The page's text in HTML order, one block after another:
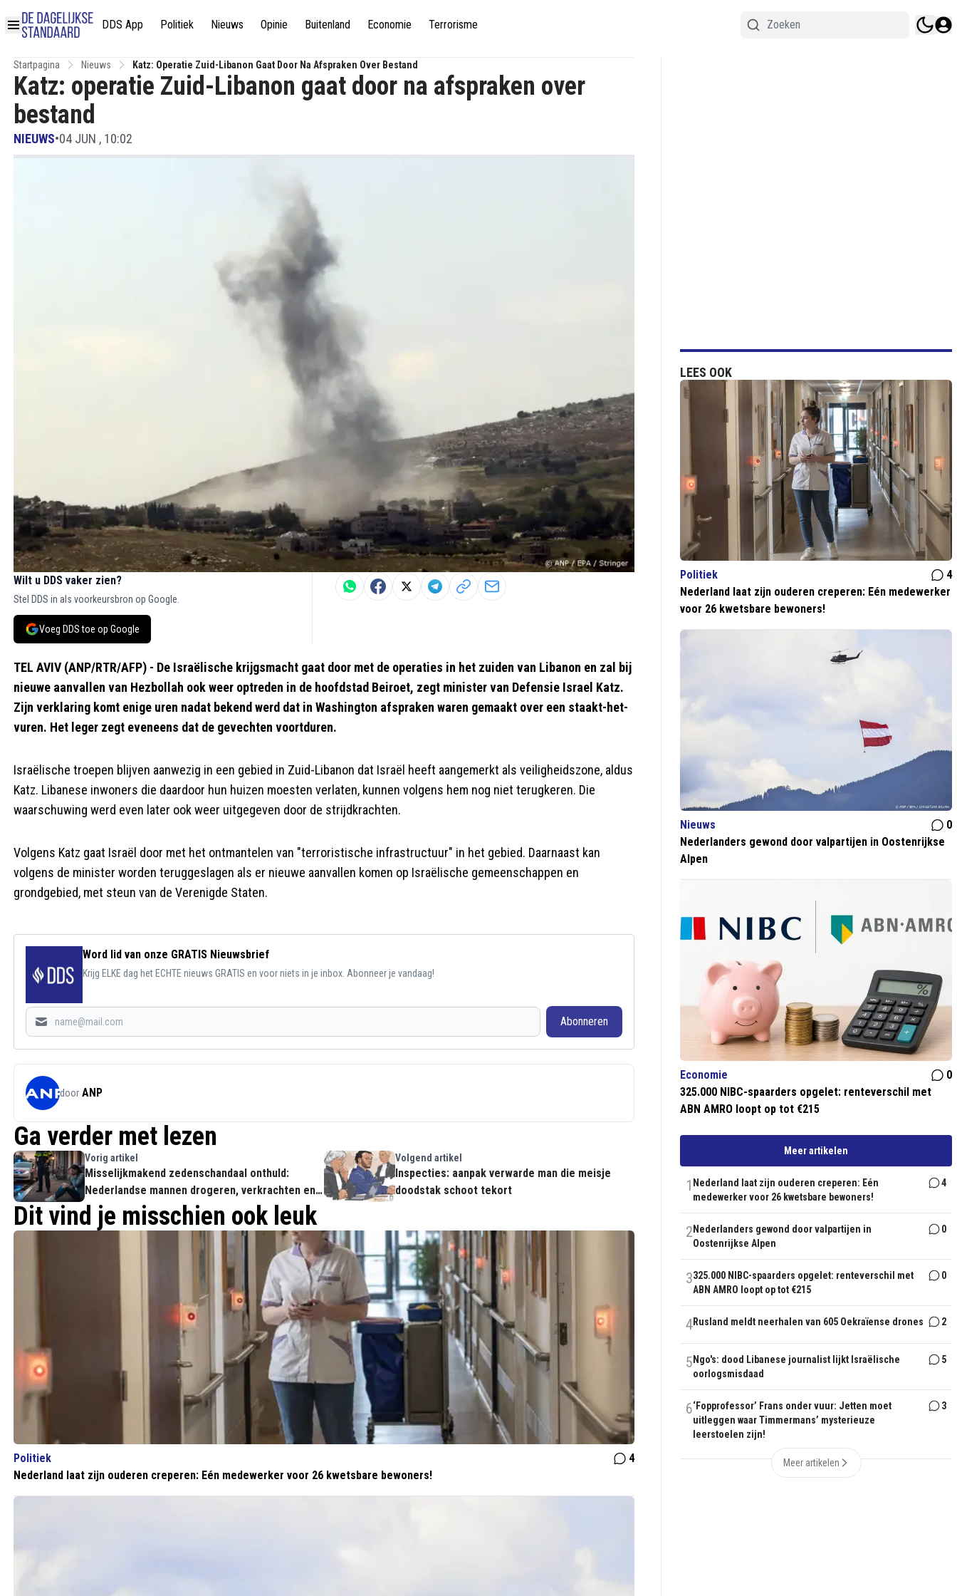
DDS App Politiek Nieuws Opinie Buitenland Economie Terrorisme
Startpagina Nieuws Katz: Operatie Zuid-Libanon Gaat Door Na Afspraken Over Bestand
Katz: operatie Zuid-Libanon gaat door na afspraken over
bestand
NIEUWS•04 JUN , 10:02
Wilt u DDS vaker zien?
Stel DDS in als voorkeursbron op Google.
Voeg DDS toe op Google
TEL AVIV (ANP/RTR/AFP) - De Israëlische krijgsmacht gaat door met de operaties in het zuiden van Libanon en zal bij
nieuwe aanvallen van Hezbollah ook weer optreden in de hoofdstad Beiroet, zegt minister van Defensie Israel Katz.
Zijn verklaring komt enige uren nadat bekend werd dat in Washington afspraken waren gemaakt over een staakt-het-
vuren. Het leger zegt eveneens dat de gevechten voortduren.
Israëlische troepen blijven aanwezig in een gebied in Zuid-Libanon dat Israël heeft aangemerkt als veiligheidszone, aldus
Katz. Libanese inwoners die daardoor hun huizen moesten verlaten, kunnen volgens hem nog niet terugkeren. Die
waarschuwing werd even later ook weer uitgegeven door de strijdkrachten.
Volgens Katz gaat Israël door met het ontmantelen van "terroristische infrastructuur" in het gebied. Daarnaast kan
volgens de minister worden teruggeslagen als er nieuwe aanvallen komen op Israëlische gemeenschappen en
grondgebied, met steun van de Verenigde Staten.
Word lid van onze GRATIS Nieuwsbrief
Krijg ELKE dag het ECHTE nieuws GRATIS en voor niets in je inbox. Abonneer je vandaag!
Abonneren
door ANP
Ga verder met lezen
Vorig artikel
Misselijkmakend zedenschandaal onthuld:
Nederlandse mannen drogeren, verkrachten en
filmen eigen partners voor 'vip-groepen'
Volgend artikel
Inspecties: aanpak verwarde man die meisje
doodstak schoot tekort
Dit vind je misschien ook leuk
Politiek
4
Nederland laat zijn ouderen creperen: Eén medewerker voor 26 kwetsbare bewoners!
LEES OOK
Politiek
4
Nederland laat zijn ouderen creperen: Eén medewerker
voor 26 kwetsbare bewoners!
Nieuws
0
Nederlanders gewond door valpartijen in Oostenrijkse
Alpen
Economie
0
325.000 NIBC-spaarders opgelet: renteverschil met
ABN AMRO loopt op tot €215
Meer artikelen
1 Nederland laat zijn ouderen creperen: Eén
medewerker voor 26 kwetsbare bewoners!
4
2 Nederlanders gewond door valpartijen in
Oostenrijkse Alpen
0
3325.000 NIBC-spaarders opgelet: renteverschil met
ABN AMRO loopt op tot €215
0
4Rusland meldt neerhalen van 605 Oekraïense drones 2
5 Ngo's: dood Libanese journalist lijkt Israëlische
oorlogsmisdaad
5
6‘Fopprofessor’ Frans onder vuur: Jetten moet
uitleggen waar Timmermans’ mysterieuze
leerstoelen zijn!
3
Meer artikelen